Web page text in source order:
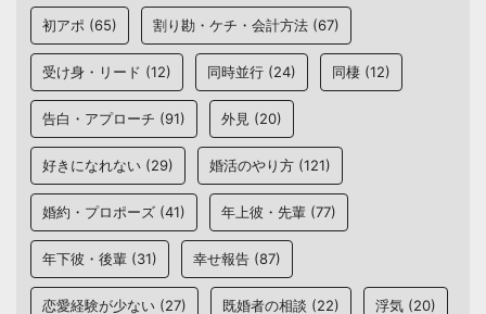
初アポ (65) 割り勘・ケチ・会計方法 (67)
受け身・リード (12) 同時並行 (24) 同棲 (12)
告白・アプローチ (91) 外見 (20)
好きになれない (29) 婚活のやり方 (121)
婚約・プロポーズ (41) 年上彼・先輩 (77)
年下彼・後輩 (31) 幸せ報告 (87)
恋愛経験が少ない (27) 既婚者の相談 (22) 浮気 (20)